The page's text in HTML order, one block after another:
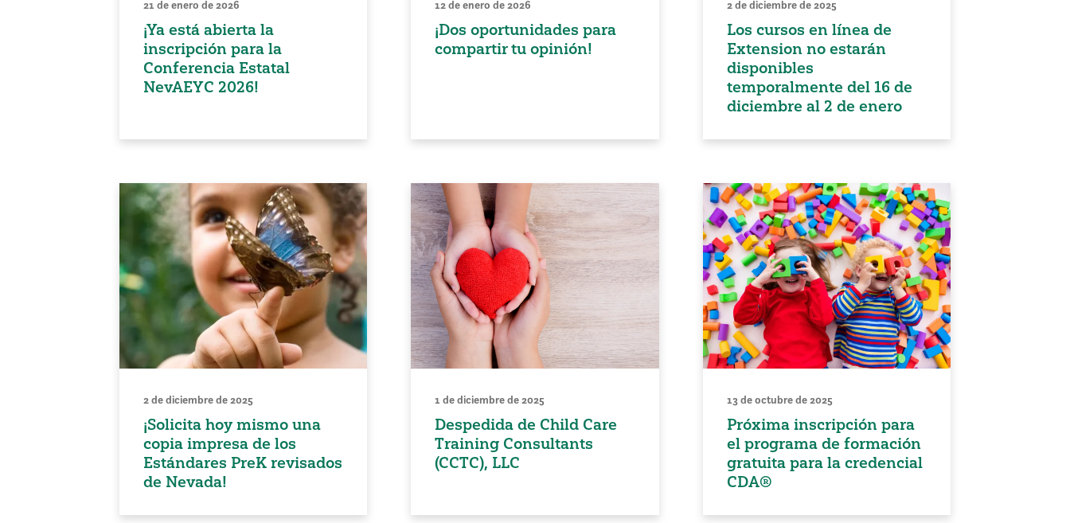
21 de enero de 2026
¡Ya está abierta la
inscripción para la
Conferencia Estatal
NevAEYC 2026!
12 de enero de 2026
¡Dos oportunidades para
compartir tu opinión!
2 de diciembre de 2025
Los cursos en línea de
Extension no estarán
disponibles
temporalmente del 16 de
diciembre al 2 de enero
2 de diciembre de 2025
¡Solicita hoy mismo una
copia impresa de los
Estándares PreK revisados
de Nevada!
1 de diciembre de 2025
Despedida de Child Care
Training Consultants
(CCTC), LLC
13 de octubre de 2025
Próxima inscripción para
el programa de formación
gratuita para la credencial
CDA®